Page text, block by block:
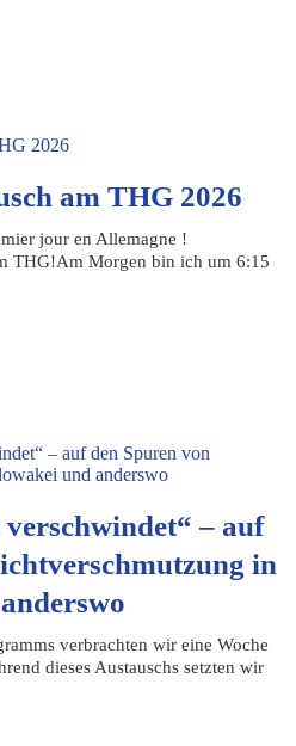
am THG 2026
jour en Allemagne !
THG!Am Morgen bin ich um 6:15
– auf
in
verbrachten wir eine Woche
dieses Austauschs setzten wir